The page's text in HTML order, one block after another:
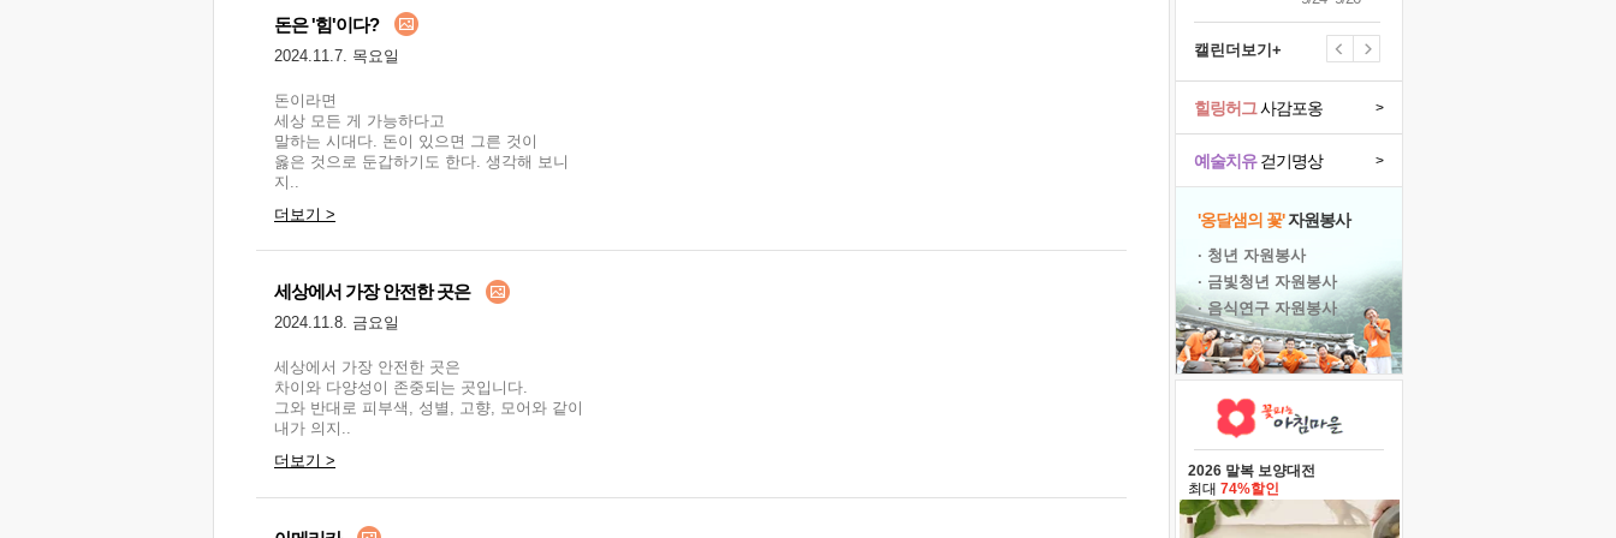
돈은 '힘'이다?
2024.11.7. 목요일
돈이라면
세상 모든 게 가능하다고
말하는 시대다. 돈이 있으면 그른 것이
옳은 것으로 둔갑하기도 한다. 생각해 보니
지..
더보기 >
세상에서 가장 안전한 곳은
2024.11.8. 금요일
세상에서 가장 안전한 곳은
차이와 다양성이 존중되는 곳입니다.
그와 반대로 피부색, 성별, 고향, 모어와 같이
내가 의지..
더보기 >
캘린더보기+
예술치유걷기명상 >
힐링허그사감포옹 >
'옹달샘의 꽃'자원봉사
· 청년 자원봉사
· 금빛청년 자원봉사
· 음식연구 자원봉사
2026 말복 보양대전
최대 74%할인